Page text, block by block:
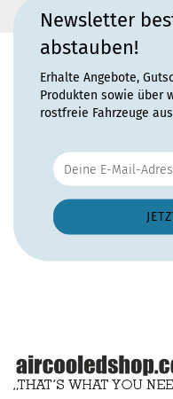
Newsletter
abstauben!
Erhalte Angebote,
Produkten sowie über
rostfreie Fahrzeuge